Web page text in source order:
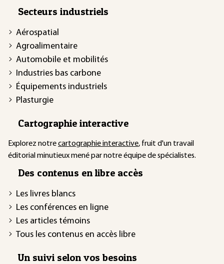
Secteurs industriels
Aérospatial
Agroalimentaire
Automobile et mobilités
Industries bas carbone
Équipements industriels
Plasturgie
Cartographie interactive
Explorez notrecartographie interactive, fruit d'un travail
éditorial minutieux mené par notre équipe de spécialistes.
Des contenus en libre accès
Les livres blancs
Les conférences en ligne
Les articles témoins
Tous les contenus en accès libre
Un suivi selon vos besoins